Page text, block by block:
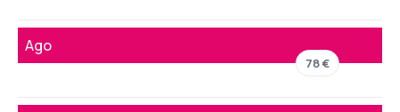
Ago
78 €